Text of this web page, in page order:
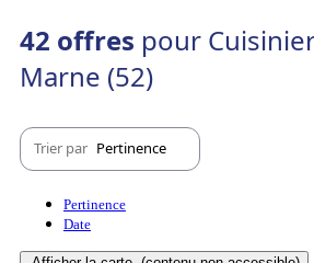
42 offres pour
Marne (52)
Trier par Pertinence
Pertinence
Date